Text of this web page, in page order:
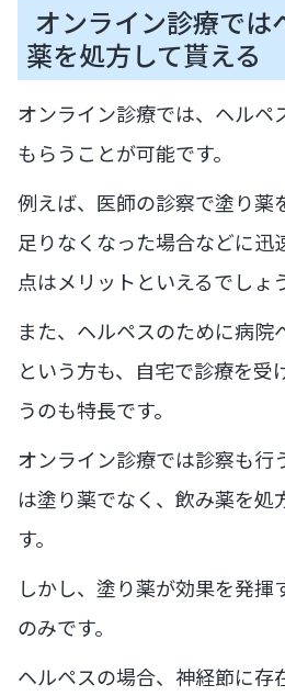
オンライン診療では
薬を処方して貰える
オンライン診療では、ヘルペ
もらうことが可能です。
例えば、医師の診察で塗り薬
足りなくなった場合などに迅
点はメリットといえるでしょ
また、ヘルペスのために病院
という方も、自宅で診療を受
うのも特長です。
オンライン診療では診察も行
は塗り薬でなく、飲み薬を処
す。
しかし、塗り薬が効果を発
のみです。
ヘルペスの場合、神経節に存